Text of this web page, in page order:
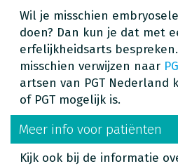
Wil je misschien
doen? Dan kun je dat met
erfelijkheidsarts
misschien verwijzen naar
artsen van PGT Nederland
of PGT mogelijk is.
Meer info voor patiënten
Kijk ook bij de informatie